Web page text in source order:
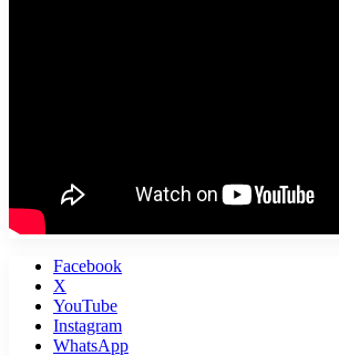
Facebook
X
YouTube
Instagram
WhatsApp